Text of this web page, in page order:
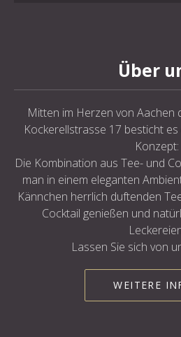
Über
Mitten im Herzen von Aachen
Kockerellstrasse 17 besticht
Konzept:
Die Kombination aus Tee- und
man in einem eleganten
Kännchen herrlich duftenden
Cocktail genießen und
Lassen Sie sich von
WEITERE